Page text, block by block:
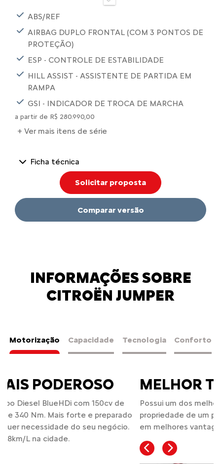
ABS/REF
AIRBAG DUPLO FRONTAL (COM 3 PONTOS DE
PROTEÇÃO)
ESP - CONTROLE DE ESTABILIDADE
HILL ASSIST - ASSISTENTE DE PARTIDA EM
RAMPA
GSI - INDICADOR DE TROCA DE MARCHA
a partir de R$ 280.990,00
+ Ver mais itens de série
Ficha técnica
Solicitar proposta
Comparar versão
INFORMAÇÕES SOBRE
CITROËN JUMPER
Motorização Capacidade Tecnologia Conforto
MELHOR TCO
Possui um dos melhores índices TCO (custo total de
propriedade de um produto) da categoria, resultando
em melhores vantagens para você e o seu negócio.